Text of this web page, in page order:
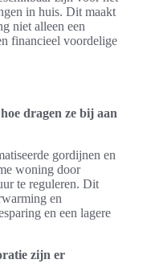
in huis. Dit maakt
niet alleen een
financieel voordelige
dragen ze bij aan
gordijnen en
woning door
te reguleren. Dit
en
en een lagere
zijn er